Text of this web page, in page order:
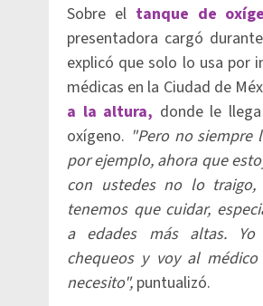
Sobre el tanque de
presentadora cargó
explicó que solo lo usa por
médicas en la Ciudad de
a la altura, donde le
oxígeno. "Pero no siempre
por ejemplo, ahora que
con ustedes no lo
tenemos que cuidar,
a edades más altas.
chequeos y voy al
necesito", puntualizó.